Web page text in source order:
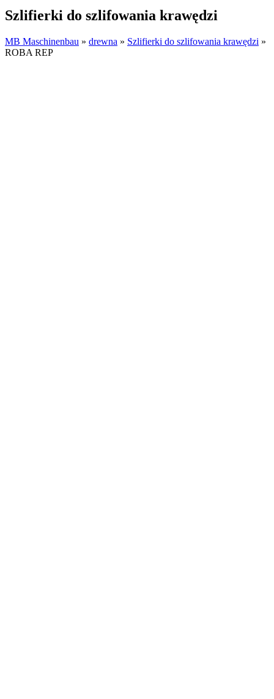
Szlifierki do szlifowania krawędzi
MB Maschinenbau » drewna » Szlifierki do szlifowania krawędzi »
ROBA REP